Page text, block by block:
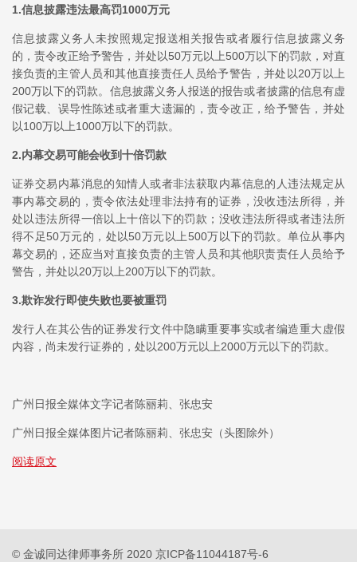
1.信息披露违法最高罚1000万元
信息披露义务人未按照规定报送相关报告或者履行信息披露义务
的，责令改正给予警告，并处以50万元以上500万以下的罚款，对直
接负责的主管人员和其他直接责任人员给予警告，并处以20万以上
200万以下的罚款。信息披露义务人报送的报告或者披露的信息有虚
假记载、误导性陈述或者重大遗漏的，责令改正，给予警告，并处
以100万以上1000万以下的罚款。
2.内幕交易可能会收到十倍罚款
证券交易内幕消息的知情人或者非法获取内幕信息的人违法规定从
事内幕交易的，责令依法处理非法持有的证券，没收违法所得，并
处以违法所得一倍以上十倍以下的罚款；没收违法所得或者违法所
得不足50万元的，处以50万元以上500万以下的罚款。单位从事内
幕交易的，还应当对直接负责的主管人员和其他职责责任人员给予
警告，并处以20万以上200万以下的罚款。
3.欺诈发行即使失败也要被重罚
发行人在其公告的证券发行文件中隐瞒重要事实或者编造重大虚假
内容，尚未发行证券的，处以200万元以上2000万元以下的罚款。
广州日报全媒体文字记者陈丽莉、张忠安
广州日报全媒体图片记者陈丽莉、张忠安（头图除外）
阅读原文
© 金诚同达律师事务所 2020 京ICP备11044187号-6